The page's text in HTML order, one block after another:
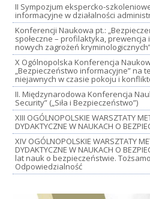
II Sympozjum ekspercko-
informacyjne w działalności
Konferencji Naukowa pt.:
społeczne – profilaktyka,
nowych zagrożeń
X Ogólnopolska Konferencja
„Bezpieczeństwo informacyjne” na
niejawnych w czasie pokoju i
II. Międzynarodowa Konferencja
Security” („Siła i Bezpieczeństwo”)
XIII OGÓLNOPOLSKIE WARSZTATY
DYDAKTYCZNE W NAUKACH O
XIV OGÓLNOPOLSKIE WARSZTATY
DYDAKTYCZNE W NAUKACH O
lat nauk o bezpieczeństwie.
Odpowiedzialność